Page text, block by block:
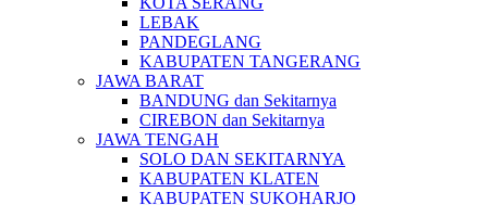
LEBAK
PANDEGLANG
KABUPATEN TANGERANG
JAWA BARAT
BANDUNG dan Sekitarnya
CIREBON dan Sekitarnya
JAWA TENGAH
SOLO DAN SEKITARNYA
KABUPATEN KLATEN
KABUPATEN SUKOHARJO